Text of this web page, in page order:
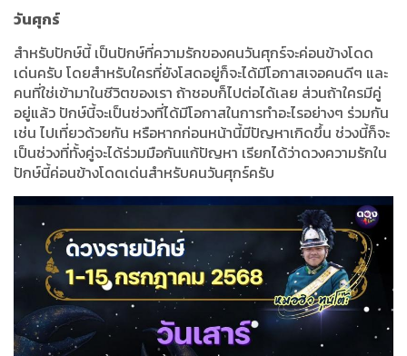
วันศุกร์
สำหรับปักษ์นี้ เป็นปักษ์ที่ความรักของคนวันศุกร์จะค่อนข้างโดด
เด่นครับ โดยสำหรับใครที่ยังโสดอยู่ก็จะได้มีโอกาสเจอคนดีๆ และ
คนที่ใช่เข้ามาในชีวิตของเรา ถ้าชอบก็ไปต่อได้เลย ส่วนถ้าใครมีคู่
อยู่แล้ว ปักษ์นี้จะเป็นช่วงที่ได้มีโอกาสในการทำอะไรอย่างๆ ร่วมกัน
เช่น ไปเที่ยวด้วยกัน หรือหากก่อนหน้านี้มีปัญหาเกิดขึ้น ช่วงนี้ก็จะ
เป็นช่วงที่ทั้งคู่จะได้ร่วมมือกันแก้ปัญหา เรียกได้ว่าดวงความรักใน
ปักษ์นี้ค่อนข้างโดดเด่นสำหรับคนวันศุกร์ครับ